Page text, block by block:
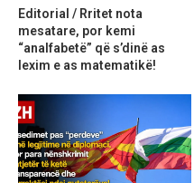
Editorial / Rritet nota
mesatare, por kemi
“analfabetë” që s’dinë as
lexim e as matematikë!